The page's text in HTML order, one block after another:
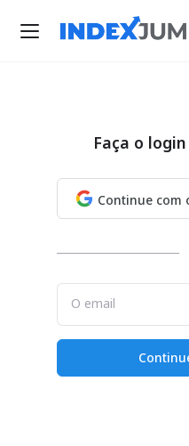
Faça o
Continue com
O email